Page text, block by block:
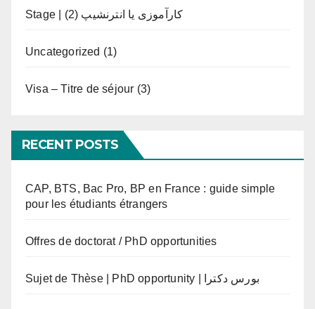
Stage | کارآموزی یا انترنشیپ (2)
Uncategorized (1)
Visa – Titre de séjour (3)
RECENT POSTS
CAP, BTS, Bac Pro, BP en France : guide simple
pour les étudiants étrangers
Offres de doctorat / PhD opportunities
Sujet de Thèse | PhD opportunity | بورس دکترا